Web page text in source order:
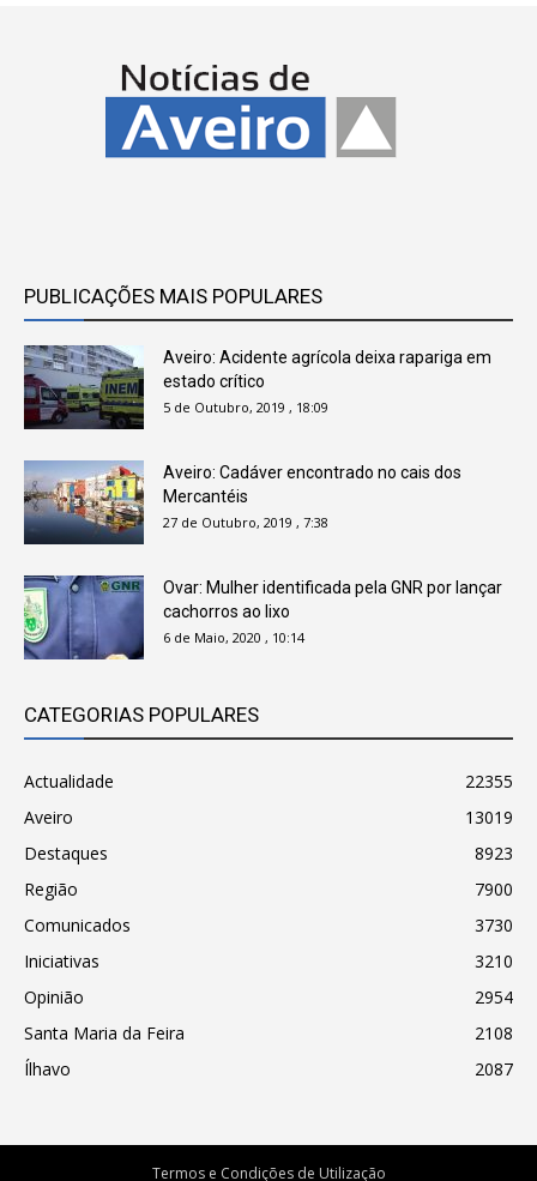
PUBLICAÇÕES MAIS POPULARES
Aveiro: Acidente agrícola deixa rapariga em
estado crítico
5 de Outubro, 2019 , 18:09
Aveiro: Cadáver encontrado no cais dos
Mercantéis
27 de Outubro, 2019 , 7:38
Ovar: Mulher identificada pela GNR por lançar
cachorros ao lixo
6 de Maio, 2020 , 10:14
CATEGORIAS POPULARES
Actualidade
22355
Aveiro
13019
Destaques
8923
Região
7900
Comunicados
3730
Iniciativas
3210
Opinião
2954
Santa Maria da Feira
2108
Ílhavo
2087
Termos e Condições de Utilização